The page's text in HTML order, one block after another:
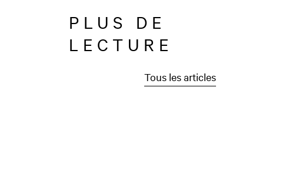
PLUS DE
LECTURE
Tous les articles